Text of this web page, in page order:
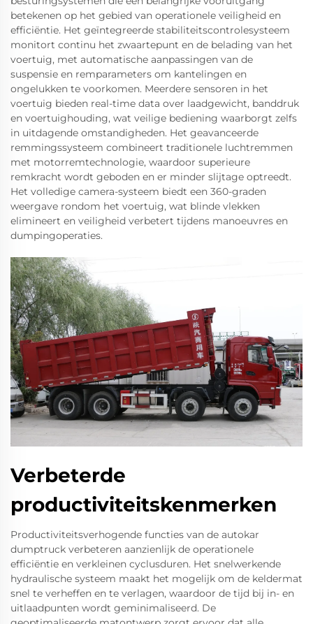
betekenen op het gebied van operationele veiligheid en
efficiëntie. Het geïntegreerde stabiliteitscontrolesysteem
monitort continu het zwaartepunt en de belading van het
voertuig, met automatische aanpassingen van de
suspensie en remparameters om kantelingen en
ongelukken te voorkomen. Meerdere sensoren in het
voertuig bieden real-time data over laadgewicht, banddruk
en voertuighouding, wat veilige bediening waarborgt zelfs
in uitdagende omstandigheden. Het geavanceerde
remmingssysteem combineert traditionele luchtremmen
met motorremtechnologie, waardoor superieure
remkracht wordt geboden en er minder slijtage optreedt.
Het volledige camera-systeem biedt een 360-graden
weergave rondom het voertuig, wat blinde vlekken
elimineert en veiligheid verbetert tijdens manoeuvres en
dumpingoperaties.
Verbeterde
productiviteitskenmerken
Productiviteitsverhogende functies van de autokar
dumptruck verbeteren aanzienlijk de operationele
efficiëntie en verkleinen cyclusduren. Het snelwerkende
hydraulische systeem maakt het mogelijk om de keldermat
snel te verheffen en te verlagen, waardoor de tijd bij in- en
uitlaadpunten wordt geminimaliseerd. De